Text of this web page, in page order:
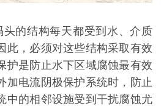
的结构每天都受到水、介质
此，必须对这些结构采取有效
护是防止水下区域腐蚀最有效
加电流阴极保护系统时，防止
中的相邻设施受到干扰腐蚀尤